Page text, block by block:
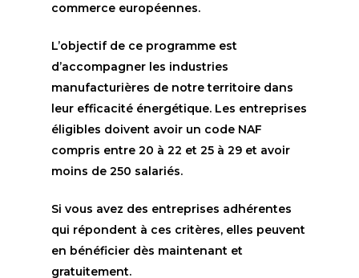
commerce européennes.
L’objectif de ce programme est
d’accompagner les industries
manufacturières de notre territoire dans
leur efficacité énergétique. Les entreprises
éligibles doivent avoir un code NAF
compris entre 20 à 22 et 25 à 29 et avoir
moins de 250 salariés.
Si vous avez des entreprises adhérentes
qui répondent à ces critères, elles peuvent
en bénéficier dès maintenant et
gratuitement.